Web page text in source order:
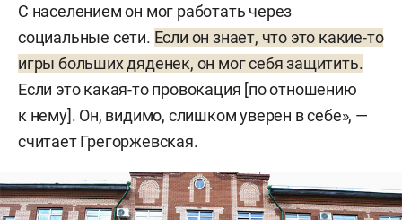
С населением он мог работать через
социальные сети. Если он знает, что это какие-то
игры больших дяденек, он мог себя защитить.
Если это какая-то провокация [по отношению
к нему]. Он, видимо, слишком уверен в себе», —
считает Грегоржевская.